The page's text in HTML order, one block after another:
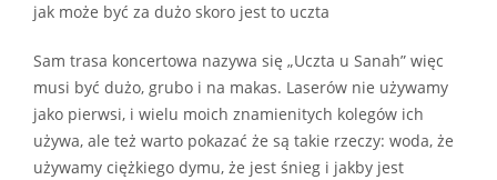
jak może być za dużo skoro jest to uczta
Sam trasa koncertowa nazywa się „Uczta u Sanah” więc
musi być dużo, grubo i na makas. Laserów nie używamy
jako pierwsi, i wielu moich znamienitych kolegów ich
używa, ale też warto pokazać że są takie rzeczy: woda, że
używamy ciężkiego dymu, że jest śnieg i jakby jest